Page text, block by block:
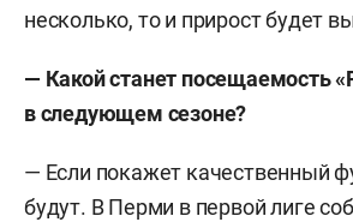
несколько, то и прирост будет
— Какой станет посещаемость
в следующем сезоне?
— Если покажет качественный
будут. В Перми в первой лиге